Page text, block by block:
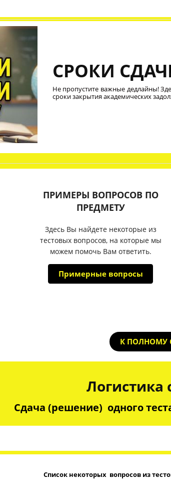
СРОКИ
Не пропустите важные дедлайны!
сроки закрытия академических
ПРИМЕРЫ ВОПРОСОВ ПО
ПРЕДМЕТУ
Здесь Вы найдете некоторые из
тестовых вопросов, на которые мы
можем помочь Вам ответить.
Примерные вопросы
К ПОЛНОМУ
Логистика
Сдача (решение) одного
Список некоторых вопросов из